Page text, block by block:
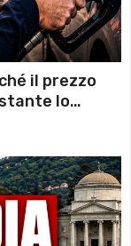
il prezzo
lo